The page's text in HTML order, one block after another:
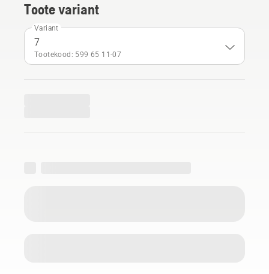
Toote variant
Variant
7
Tootekood: 599 65 11‑07